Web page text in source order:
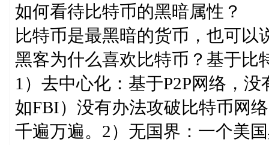
如何看待比特币的黑暗属性？
比特币是最黑暗的货币，也可以
黑客为什么喜欢比特币？基于比
1）去中心化：基于P2P网络，
如FBI）没有办法攻破比特币网
千遍万遍。2）无国界：一个美